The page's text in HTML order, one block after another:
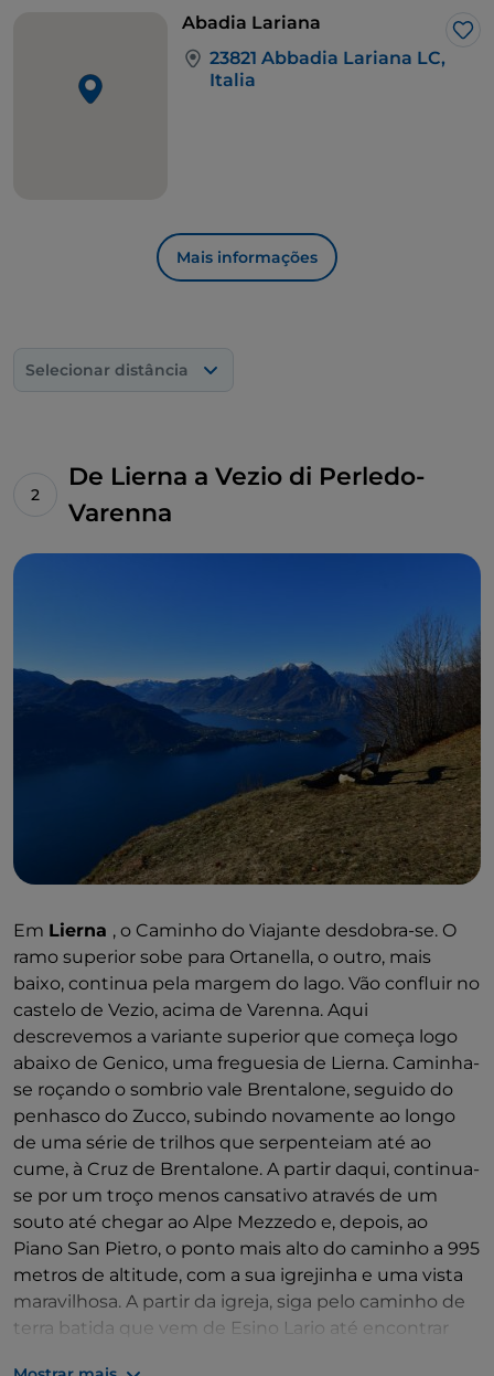
Sornico, com os seus portais decorados, é a última
, onde pode apanhar
o comboio ou prosseguir o caminho a pé.
Abadia Lariana
23821 Abbadia Lariana LC,
Italia
Mais informações
Selecionar distância
De Lierna a Vezio di Perledo-
Varenna
Em Lierna , o Caminho do Viajante desdobra-se. O
ramo superior sobe para Ortanella, o outro, mais
baixo, continua pela margem do lago. Vão confluir no
castelo de Vezio, acima de Varenna. Aqui
descrevemos a variante superior que começa logo
abaixo de Genico, uma freguesia de Lierna. Caminha-
se roçando o sombrio vale Brentalone, seguido do
penhasco do Zucco, subindo novamente ao longo
de uma série de trilhos que serpenteiam até ao
cume, à Cruz de Brentalone. A partir daqui, continua-
se por um troço menos cansativo através de um
souto até chegar ao Alpe Mezzedo e, depois, ao
Piano San Pietro, o ponto mais alto do caminho a 995
metros de altitude, com a sua igrejinha e uma vista
maravilhosa. A partir da igreja, siga pelo caminho de
terra batida que vem de Esino Lario até encontrar